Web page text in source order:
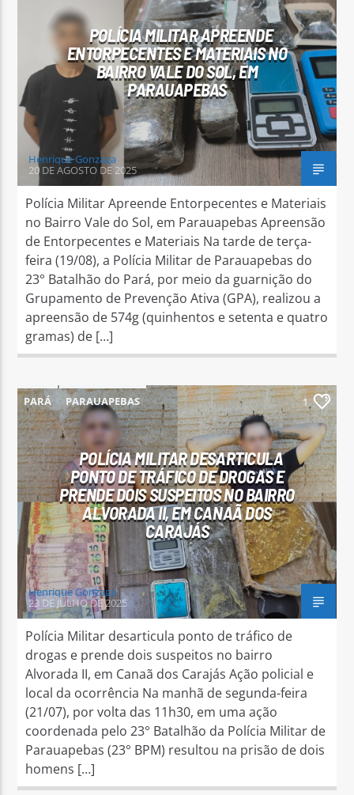
Arara Azul FM
POLÍCIA MILITAR APREENDE
ENTORPECENTES E MATERIAIS NO
BAIRRO VALE DO SOL, EM
PARAUAPEBAS
Henrique Gonzaga
20 DE AGOSTO DE 2025
Polícia Militar Apreende Entorpecentes e Materiais
no Bairro Vale do Sol, em Parauapebas Apreensão
de Entorpecentes e Materiais Na tarde de terça-
feira (19/08), a Polícia Militar de Parauapebas do
23° Batalhão do Pará, por meio da guarnição do
Grupamento de Prevenção Ativa (GPA), realizou a
apreensão de 574g (quinhentos e setenta e quatro
gramas) de […]
PARÁ PARAUAPEBAS 1
POLÍCIA MILITAR DESARTICULA
PONTO DE TRÁFICO DE DROGAS E
PRENDE DOIS SUSPEITOS NO BAIRRO
ALVORADA II, EM CANAÃ DOS
CARAJÁS
Henrique Gonzaga
23 DE JULHO DE 2025
Polícia Militar desarticula ponto de tráfico de
drogas e prende dois suspeitos no bairro
Alvorada II, em Canaã dos Carajás Ação policial e
local da ocorrência Na manhã de segunda-feira
(21/07), por volta das 11h30, em uma ação
coordenada pelo 23° Batalhão da Polícia Militar de
Parauapebas (23° BPM) resultou na prisão de dois
homens […]